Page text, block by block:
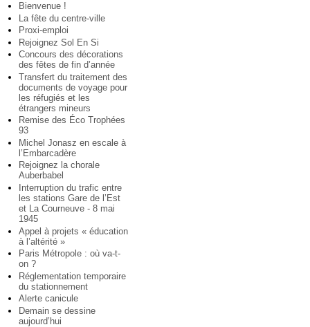
Bienvenue !
La fête du centre-ville
Proxi-emploi
Rejoignez Sol En Si
Concours des décorations
des fêtes de fin d’année
Transfert du traitement des
documents de voyage pour
les réfugiés et les
étrangers mineurs
Remise des Éco Trophées
93
Michel Jonasz en escale à
l’Embarcadère
Rejoignez la chorale
Auberbabel
Interruption du trafic entre
les stations Gare de l’Est
et La Courneuve - 8 mai
1945
Appel à projets « éducation
à l’altérité »
Paris Métropole : où va-t-
on ?
Réglementation temporaire
du stationnement
Alerte canicule
Demain se dessine
aujourd’hui